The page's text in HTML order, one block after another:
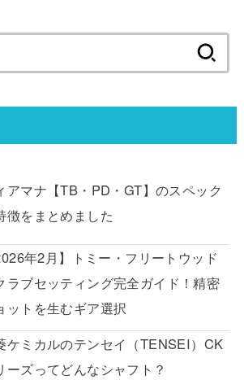
索:
アマナ【TB・PD・GT】のスペック
徴をまとめました
年2月】トミー・フリートウッド
ラブセッティング完全ガイド！精密
ットを生むギア選択
ケミカルのテンセイ（TENSEI）CK
ーズってどんなシャフト？